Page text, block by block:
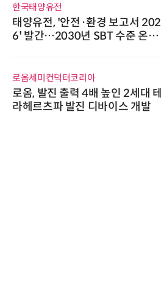
한국태양유전
태양유전, '안전·환경 보고서 202
6' 발간…2030년 SBT 수준 온실
로옴세미컨덕터코리아
로옴, 발진 출력 4배 높인 2세대 테
라헤르츠파 발진 디바이스 개발